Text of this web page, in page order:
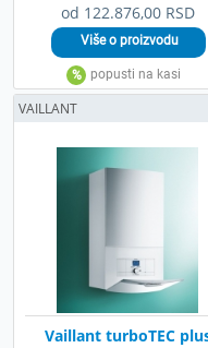
od 122.876,00 RSD
Vaillant turboTEC
VAILLANT